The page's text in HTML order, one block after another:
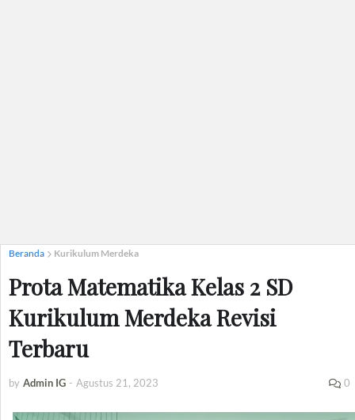
Beranda Kurikulum Merdeka
Prota Matematika Kelas 2 SD
Kurikulum Merdeka Revisi
Terbaru
by Admin IG - Agustus 21, 2023 0